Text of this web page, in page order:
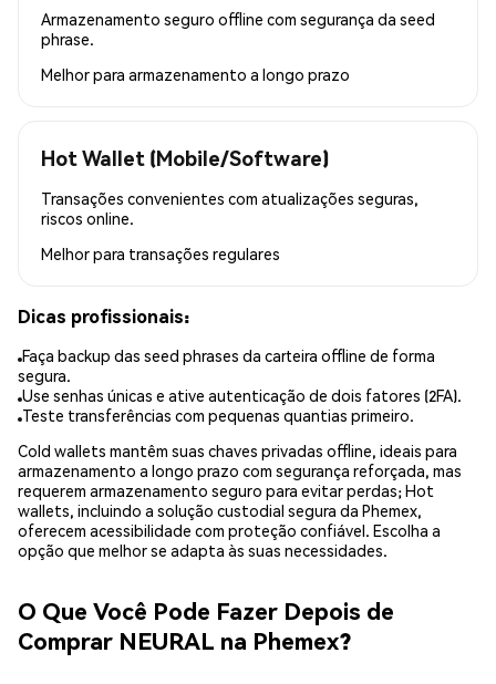
Armazenamento seguro offline com segurança da seed
phrase.
Melhor para armazenamento a longo prazo
Hot Wallet (Mobile/Software)
Transações convenientes com atualizações seguras,
riscos online.
Melhor para transações regulares
Dicas profissionais:
Faça backup das seed phrases da carteira offline de forma
segura.
Use senhas únicas e ative autenticação de dois fatores (2FA).
Teste transferências com pequenas quantias primeiro.
Cold wallets mantêm suas chaves privadas offline, ideais para
armazenamento a longo prazo com segurança reforçada, mas
requerem armazenamento seguro para evitar perdas; Hot
wallets, incluindo a solução custodial segura da Phemex,
oferecem acessibilidade com proteção confiável. Escolha a
opção que melhor se adapta às suas necessidades.
O Que Você Pode Fazer Depois de
Comprar NEURAL na Phemex?